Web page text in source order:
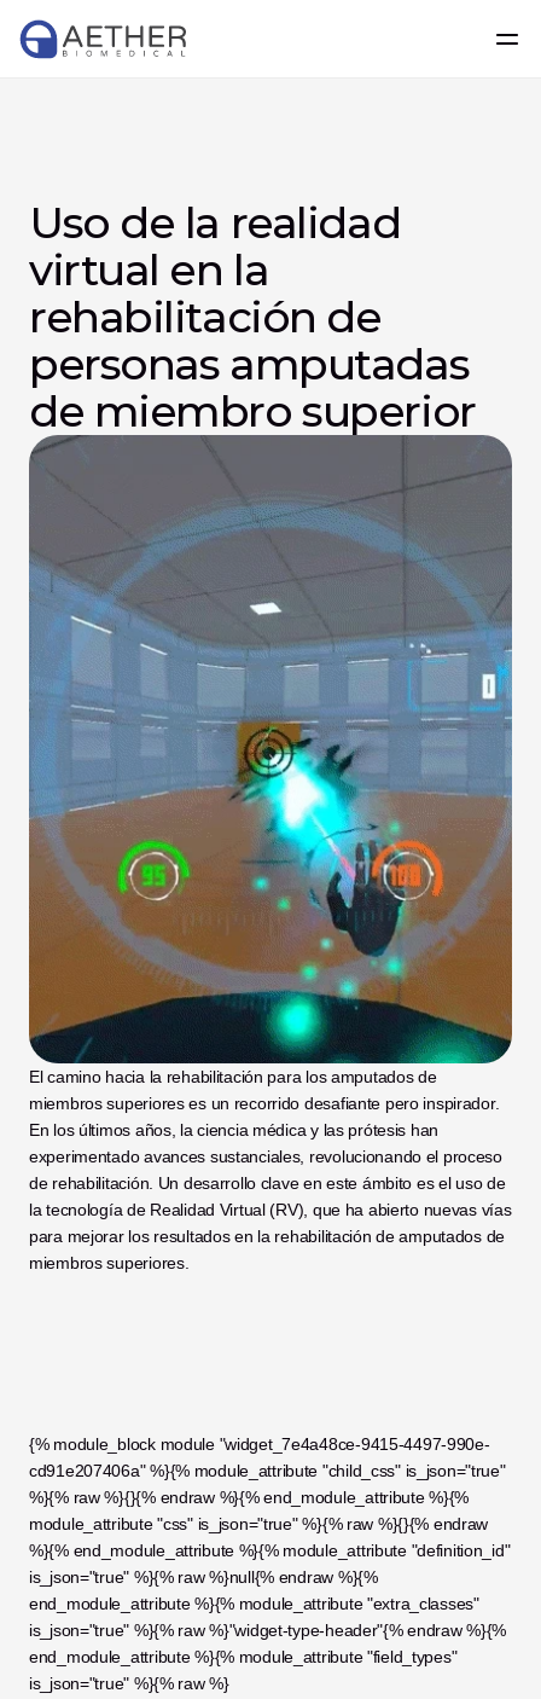
Uso de la realidad
virtual en la
rehabilitación de
personas amputadas
de miembro superior
El camino hacia la rehabilitación para los amputados de
miembros superiores es un recorrido desafiante pero inspirador.
En los últimos años, la ciencia médica y las prótesis han
experimentado avances sustanciales, revolucionando el proceso
de rehabilitación. Un desarrollo clave en este ámbito es el uso de
la tecnología de Realidad Virtual (RV), que ha abierto nuevas vías
para mejorar los resultados en la rehabilitación de amputados de
miembros superiores.
{% module_block module "widget_7e4a48ce-9415-4497-990e-
cd91e207406a" %}{% module_attribute "child_css" is_json="true"
%}{% raw %}{}{% endraw %}{% end_module_attribute %}{%
module_attribute "css" is_json="true" %}{% raw %}{}{% endraw
%}{% end_module_attribute %}{% module_attribute "definition_id"
is_json="true" %}{% raw %}null{% endraw %}{%
end_module_attribute %}{% module_attribute "extra_classes"
is_json="true" %}{% raw %}"widget-type-header"{% endraw %}{%
end_module_attribute %}{% module_attribute "field_types"
is_json="true" %}{% raw %}